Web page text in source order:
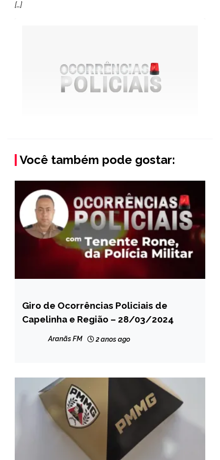
[…]
Você também pode gostar:
CAPELINHA
MINAS
Giro de Ocorrências Policiais de
Capelinha e Região – 28/03/2024
Aranãs FM 2 anos ago